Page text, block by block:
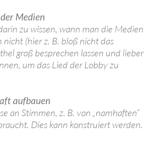
Medien
zu wissen, wann man die Medien
(hier z. B. bloß nicht das
groß besprechen lassen und lieber
um das Lied der Lobby zu
aufbauen
an Stimmen, z. B. von „namhaften“
Dies kann konstruiert werden.